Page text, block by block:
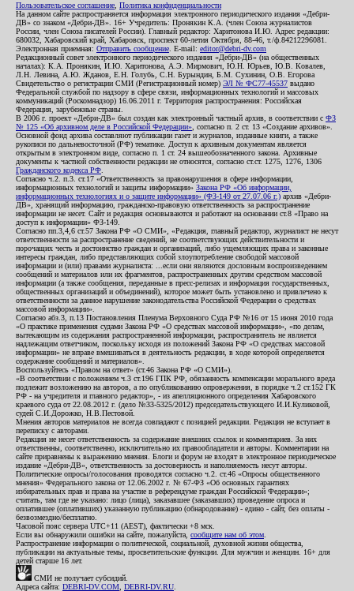
Пользовательское соглашение Политика конфиденциальности
На данном сайте распространяется информация электронного периодического издания «Дебри-
ДВ» со знаком «Дебри-ДВ». 16+ Учредитель: Пронякин К.А. (член Союза журналистов
России, член Союза писателей России). Главный редактор: Харитонова И.Ю. Адрес редакции:
680032, Хабаровский край, Хабаровск, проспект 60-летия Октября, 88-46, т./ф.84212296081.
Электронная приемная: Отправить сообщение . E-mail: editor@debri-dv.com
Редакционный совет электронного периодического издания «Дебри-ДВ» (на общественных
началах): К.А. Пронякин, И.Ю. Харитонова, А.Э. Мирмович, Ю.Н. Юрьев, Ю.В. Ковалев,
Л.Н. Левина, А.Ю. Жданов, Е.Н. Голубь, С.Н. Бурындин, Б.М. Сухинин, О.В. Егорова
Свидетельство о регистрации СМИ (Регистрационный номер) ЭЛ № ФС77-45537 выдано
Федеральной службой по надзору в сфере связи, информационных технологий и массовых
коммуникаций (Роскомнадзор) 16.06.2011 г. Территория распространения: Российская
Федерация, зарубежные страны.
В 2006 г. проект «Дебри-ДВ» был создан как электронный частный архив, в соответствии с ФЗ
№ 125 «Об архивном деле в Российской Федерации» , согласно п. 2 ст. 13 «Создание архивов».
Основной фонд архива составляют публикации газет и журналов, изданные книги, а также
рукописи по дальневосточной (РФ) тематике. Доступ к архивным документам является
открытым в электронном виде, согласно п. 1 ст. 24 вышеобозначенного закона. Архивные
документы к частной собственности редакции не относятся, согласно ст.ст. 1275, 1276, 1306
Гражданского кодекса РФ
Согласно ч.2. п.3. ст.17 «Ответственность за правонарушения в сфере информации,
информационных технологий и защиты информации» Закона РФ «Об информации,
информационных технологиях и о защите информации» (ФЗ-149 от 27.07.06 г.) архив «Дебри-
ДВ», хранящий информацию, гражданско-правовую ответственность за распространение
информации не несет. Сайт и редакция основываются и работают на основании ст.8 «Право на
доступ к информации» ФЗ-149.
Согласно пп.3,4,6 ст.57 Закона РФ «О СМИ», «Редакция, главный редактор, журналист не несут
ответственности за распространение сведений, не соответствующих действительности и
порочащих честь и достоинство граждан и организаций, либо ущемляющих права и законные
интересы граждан, либо представляющих собой злоупотребление свободой массовой
информации и (или) правами журналиста: ...если они являются дословным воспроизведением
сообщений и материалов или их фрагментов, распространенных другим средством массовой
информации (а также сообщения, переданные в пресс-релизах и информация государственных,
общественных организаций и объединений), которое может быть установлено и привлечено к
ответственности за данное нарушение законодательства Российской Федерации о средствах
массовой информации».
Согласно абз.3, п.13 Постановления Пленума Верховного Суда РФ №16 от 15 июня 2010 года
«О практике применения судами Закона РФ «О средствах массовой информации», «по делам,
вытекающим из содержания распространенной информации, распространитель не является
надлежащим ответчиком, поскольку исходя из положений Закона РФ «О средствах массовой
информации» не вправе вмешиваться в деятельность редакции, в ходе которой определяется
содержание сообщений и материалов».
Воспользуйтесь «Правом на ответ» (ст.46 Закона РФ «О СМИ»).
«В соответствии с положением ч.3 ст.196 ГПК РФ, обязанность компенсации морального вреда
подлежит возложению на авторов, а по опубликованию опровержения, в порядке ч.2 ст.152 ГК
РФ - на учредителя и главного редактор», - из апелляционного определения Хабаровского
краевого суда от 22.08.2012 г. (дело №33-5325/2012) председательствующего И.И.Куликовой,
судей С.И.Дорожко, Н.В.Пестовой.
Мнения авторов материалов не всегда совпадают с позицией редакции. Редакция не вступает в
переписку с авторами.
Редакция не несет ответственность за содержание внешних ссылок и комментариев. За них
ответственны, соответственно, исключительно их правообладатели и авторы. Комментарии на
сайте приравнены к выражению мнения. Блоги и форум не входят в электронное периодическое
издание «Дебри-ДВ», ответственность за достоверность и наполняемость несут авторы.
Политические опросы/голосования проводятся согласно ч.2. ст.46 «Опросы общественного
мнения» Федерального закона от 12.06.2002 г. № 67-ФЗ «Об основных гарантиях
избирательных прав и права на участие в референдуме граждан Российской Федерации»;
считать, там где не указано: лицо (лица), заказавшее (заказавших) проведение опроса и
оплатившее (оплативших) указанную публикацию (обнародование) - едино - сайт, без оплаты -
безвозмездно/бесплатно.
Часовой пояс сервера UTC+11 (AEST), фактически +8 мск.
Если вы обнаружили ошибки на сайте, пожалуйста, сообщите нам об этом
Распространение информации о политической, социальной, духовной жизни общества,
публикации на актуальные темы, просветительские функции. Для мужчин и женщин. 16+ для
детей старше 16 лет.
СМИ не получает субсидий.
Адреса сайта: DEBRI-DV.COM DEBRI-DV.RU